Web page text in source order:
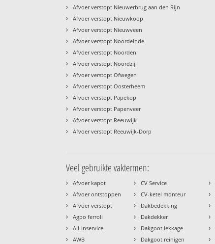
› Afvoer verstopt Nieuwerbrug aan den Rijn
› Afvoer verstopt Nieuwkoop
› Afvoer verstopt Nieuwveen
› Afvoer verstopt Noordeinde
› Afvoer verstopt Noorden
› Afvoer verstopt Noordzij
› Afvoer verstopt Ofwegen
› Afvoer verstopt Oosterheem
› Afvoer verstopt Papekop
› Afvoer verstopt Papenveer
› Afvoer verstopt Reeuwijk
› Afvoer verstopt Reeuwijk-Dorp
Veel gebruikte vaktermen:
› Afvoer kapot
› Afvoer ontstoppen
› Afvoer verstopt
› Agpo ferroli
› All-Inservice
› AWB
› CV Service
› CV-ketel monteur
› Dakbedekking
› Dakdekker
› Dakgoot lekkage
› Dakgoot reinigen
›
›
›
›
›
›